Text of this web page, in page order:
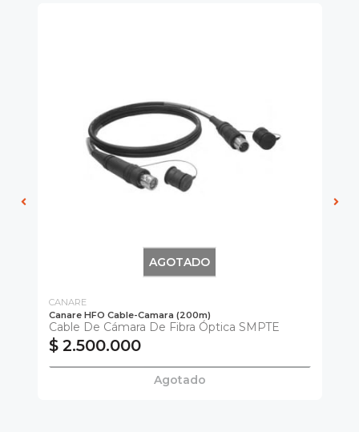
AGOTADO
CANARE
Canare HFO Cable-Camara (200m)
Cable De Cámara De Fibra Óptica SMPTE
$ 2.500.000
Agotado